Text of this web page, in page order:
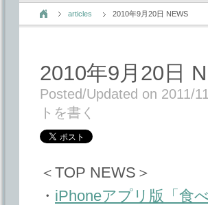
articles 2010年9月20日 NEWS
2010年9月20日
Posted/Updated on 2011/
トを書く
＜TOP NEWS＞
・ iPhoneアプリ版「食